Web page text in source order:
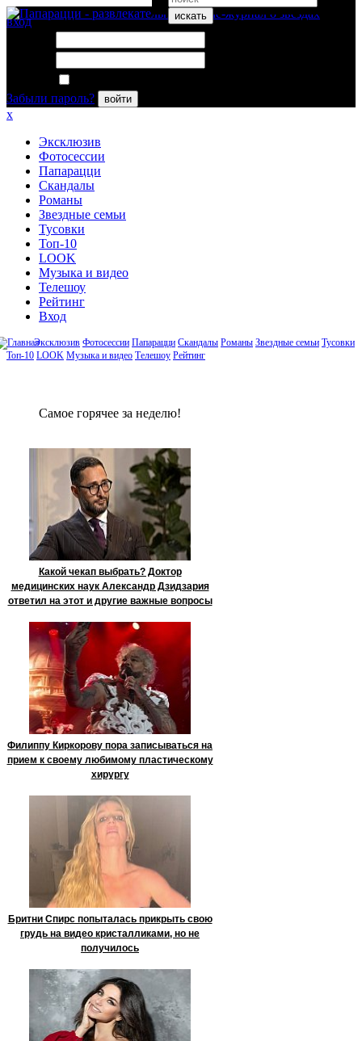
искать
вход
Забыли пароль?
войти
x
Эксклюзив
Фотосессии
Папарацци
Скандалы
Романы
Звездные семьи
Тусовки
Топ-10
LOOK
Музыка и видео
Телешоу
Рейтинг
Вход
Эксклюзив Фотосессии Папарацци Скандалы Романы Звездные семьи Тусовки
Топ-10 LOOK Музыка и видео Телешоу Рейтинг
Сaмое гoрячее за неделю!
Какой чекап выбрать? Доктор
медицинских наук Александр Дзидзария
ответил на этот и другие важные вопросы
Филиппу Киркорову пора записываться на
прием к своему любимому пластическому
хирургу
Бритни Спирс попыталась прикрыть свою
грудь на видео кристалликами, но не
получилось